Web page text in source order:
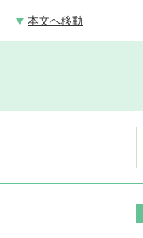
本文へ移動